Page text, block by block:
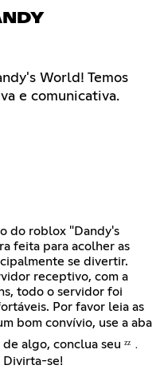
World! Temos
e comunicativa.
do roblox "Dandy's
feita para acolher as
se divertir.
receptivo, com a
todo o servidor foi
Por favor leia as
bom convívio, use a aba
algo, conclua seu ⁠ᶻᶻ﹒
Divirta-se!